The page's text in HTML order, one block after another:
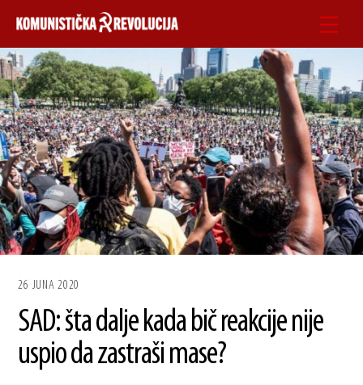
content
26 JUNA 2020
SAD: šta dalje kada bič reakcije nije
uspio da zastraši mase?